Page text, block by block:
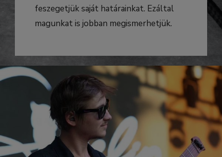
feszegetjük saját határainkat. Ezáltal
magunkat is jobban megismerhetjük.